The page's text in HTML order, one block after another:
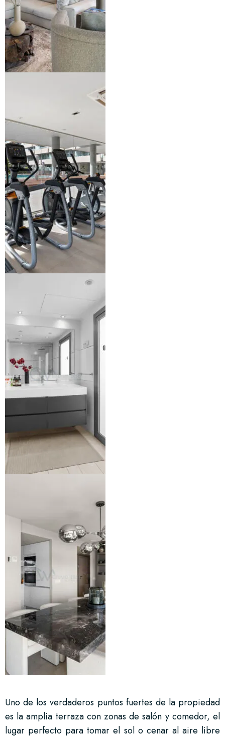
Uno de los verdaderos puntos fuertes de la propiedad
es la amplia terraza con zonas de salón y comedor, el
lugar perfecto para tomar el sol o cenar al aire libre